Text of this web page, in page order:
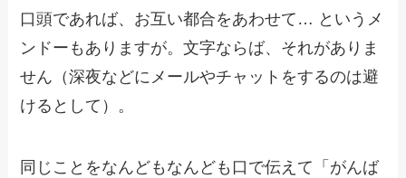
口頭であれば、お互い都合をあわせて… というメ
ンドーもありますが。文字ならば、それがありま
せん（深夜などにメールやチャットをするのは避
けるとして）。
同じことをなんどもなんども口で伝えて「がんば